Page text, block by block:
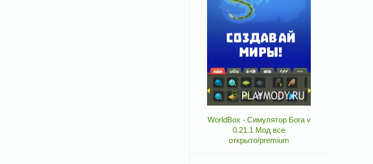
WorldBox - Симулятор Бога v
0.21.1 Мод все
открыто/premium